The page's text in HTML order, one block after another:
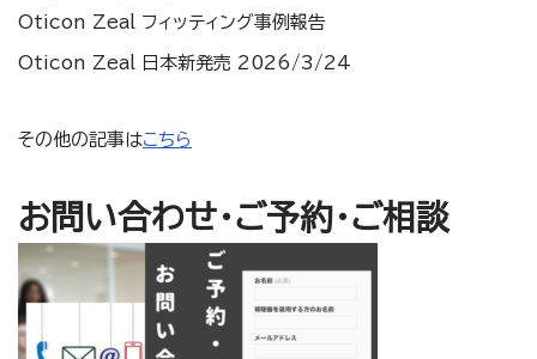
Oticon Zeal フィッティング事例報告
Oticon Zeal 日本新発売 2026/3/24
その他の記事はこちら
お問い合わせ・ご予約・ご相談